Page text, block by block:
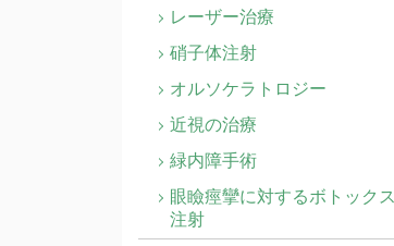
レーザー治療
硝子体注射
オルソケラトロジー
近視の治療
緑内障手術
眼瞼痙攣に対するボトックス
注射